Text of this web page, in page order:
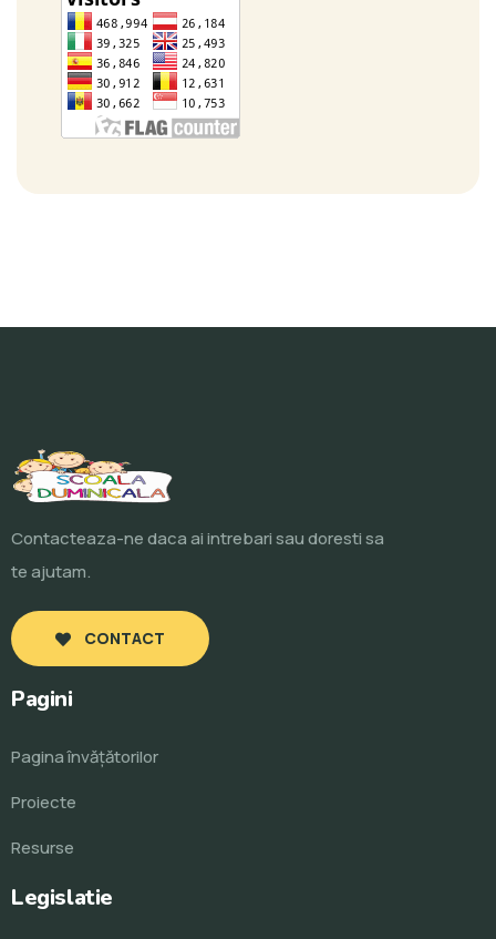
Contacteaza-ne daca ai intrebari sau doresti sa
te ajutam.
CONTACT
Pagini
Pagina învăţătorilor
Proiecte
Resurse
Legislatie